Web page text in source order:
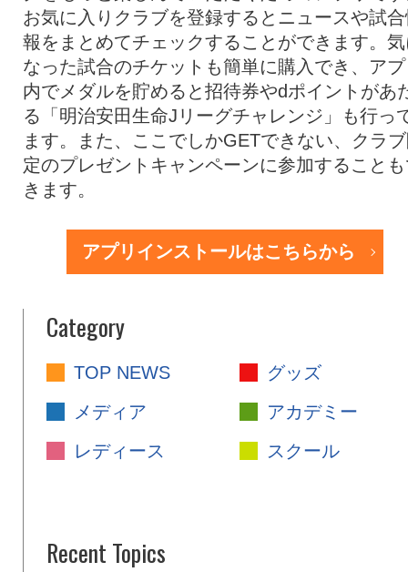
お気に入りクラブを登録するとニュースや試
報をまとめてチェックすることができます。
なった試合のチケットも簡単に購入でき、ア
内でメダルを貯めると招待券やdポイントがあ
る「明治安田生命Jリーグチャレンジ」も行っ
ます。また、ここでしかGETできない、クラ
定のプレゼントキャンペーンに参加すること
きます。
アプリインストールはこちらから
Category
TOP NEWS
グッズ
メディア
アカデミー
レディース
スクール
Recent Topics